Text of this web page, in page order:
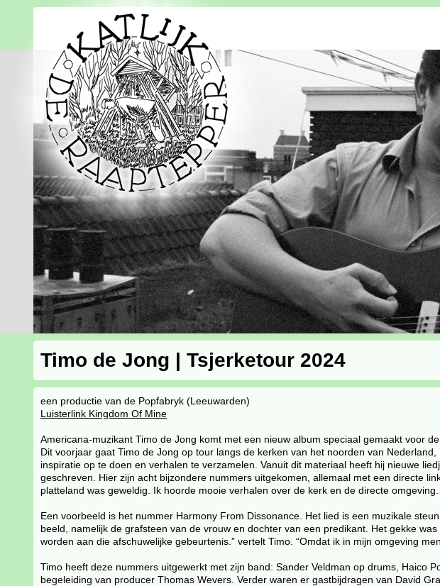
Timo de Jong | Tsjerketour 2024
een productie van de Popfabryk (Leeuwarden)
Luisterlink Kingdom Of Mine
Americana-muzikant Timo de Jong komt met een nieuw album speciaal gemaakt voor
Dit voorjaar gaat Timo de Jong op tour langs de kerken van het noorden van
inspiratie op te doen en verhalen te verzamelen. Vanuit dit materiaal heeft hij nieuwe
geschreven. Hier zijn acht bijzondere nummers uitgekomen, allemaal met een directe
platteland was geweldig. Ik hoorde mooie verhalen over de kerk en de directe
Een voorbeeld is het nummer Harmony From Dissonance. Het lied is een muzikale
beeld, namelijk de grafsteen van de vrouw en dochter van een predikant. Het gekke
worden aan die afschuwelijke gebeurtenis.” vertelt Timo. “Omdat ik in mijn omgeving
Timo heeft deze nummers uitgewerkt met zijn band: Sander Veldman op drums, Haico
begeleiding van producer Thomas Wevers. Verder waren er gastbijdragen van David